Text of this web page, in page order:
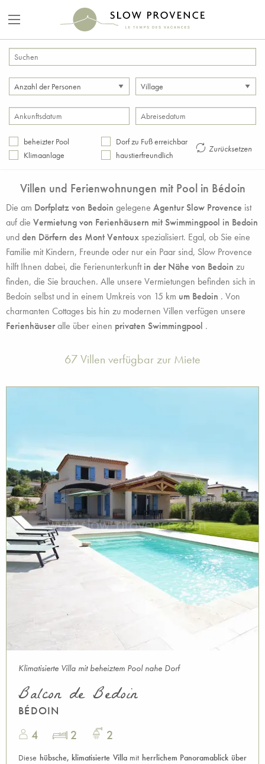
beheizter Pool
Klimaanlage
Dorf zu Fuß erreichbar
haustierfreundlich
Zurücksetzen
Villen und Ferienwohnungen mit Poolin Bédoin
Die am Dorfplatz von Bedoin gelegene Agentur Slow Provence ist
auf die Vermietung von Ferienhäusern mit Swimmingpool in Bedoin
undden Dörfern des Mont Ventouxspezialisiert. Egal, ob Sie eine
Familie mit Kindern, Freunde oder nur ein Paar sind, Slow Provence
hilft Ihnen dabei, die Ferienunterkunftin der Nähe von Bedoin zu
finden, die Sie brauchen. Alle unsere Vermietungen befinden sich in
Bedoin selbst und in einem Umkreis von 15 km um Bedoin . Von
charmanten Cottages bis hin zu modernen Villen verfügen unsere
Ferienhäuseralle über einen privaten Swimmingpool .
67 Villen verfügbar zur Miete
Klimatisierte Villa mit beheiztem Pool nahe Dorf
Balcon de Bedoin
BÉDOIN
4 2 2
Diese hübsche, klimatisierte Villamit herrlichem Panoramablick über